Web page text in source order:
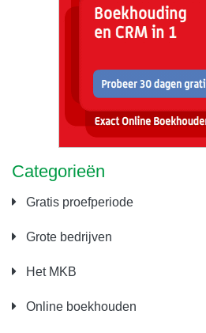
Categorieën
Gratis proefperiode
Grote bedrijven
Het MKB
Online boekhouden